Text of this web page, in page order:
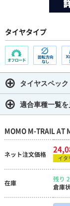
タイヤタイプ
タイヤスペック
適合車種一覧を
MOMO M-TRAIL AT
ネット注文価格 イタ
在庫
残り
倉庫